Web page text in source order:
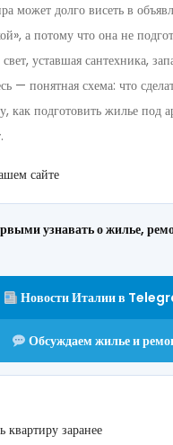
может долго висеть в
а потому что она не
уставшая сантехника,
— понятная схема: что
как подготовить жилье под
сайте
узнавать о жилье,
Новости Италии в
Обсуждаем жилье и
квартиру заранее